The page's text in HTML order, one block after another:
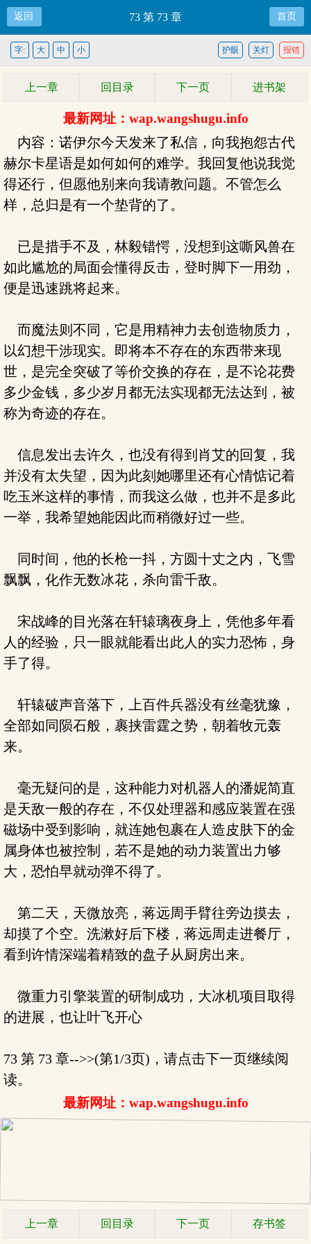
返回 73 第 73 章 首页
报错
关灯
护眼
字: 大 中 小
上一章 回目录 下一页 进书架
最新网址：wap.wangshugu.info
内容：诺伊尔今天发来了私信，向我抱怨古代
赫尔卡星语是如何如何的难学。我回复他说我觉
得还行，但愿他别来向我请教问题。不管怎么
样，总归是有一个垫背的了。
已是措手不及，林毅错愕，没想到这嘶风兽在
如此尴尬的局面会懂得反击，登时脚下一用劲，
便是迅速跳将起来。
而魔法则不同，它是用精神力去创造物质力，
以幻想干涉现实。即将本不存在的东西带来现
世，是完全突破了等价交换的存在，是不论花费
多少金钱，多少岁月都无法实现都无法达到，被
称为奇迹的存在。
信息发出去许久，也没有得到肖艾的回复，我
并没有太失望，因为此刻她哪里还有心情惦记着
吃玉米这样的事情，而我这么做，也并不是多此
一举，我希望她能因此而稍微好过一些。
同时间，他的长枪一抖，方圆十丈之内，飞雪
飘飘，化作无数冰花，杀向雷千敌。
宋战峰的目光落在轩辕璃夜身上，凭他多年看
人的经验，只一眼就能看出此人的实力恐怖，身
手了得。
轩辕破声音落下，上百件兵器没有丝毫犹豫，
全部如同陨石般，裹挟雷霆之势，朝着牧元轰
来。
毫无疑问的是，这种能力对机器人的潘妮简直
是天敌一般的存在，不仅处理器和感应装置在强
磁场中受到影响，就连她包裹在人造皮肤下的金
属身体也被控制，若不是她的动力装置出力够
大，恐怕早就动弹不得了。
第二天，天微放亮，蒋远周手臂往旁边摸去，
却摸了个空。洗漱好后下楼，蒋远周走进餐厅，
看到许情深端着精致的盘子从厨房出来。
微重力引擎装置的研制成功，大冰机项目取得
的进展，也让叶飞开心
73 第 73 章-->>(第1/3页)，请点击下一页继续阅
读。
最新网址：wap.wangshugu.info
上一章 回目录 下一页 存书签